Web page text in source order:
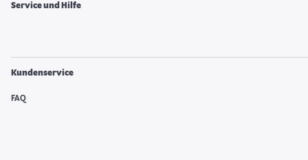
Service und Hilfe
Kundenservice
FAQ